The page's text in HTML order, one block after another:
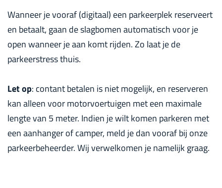
Wanneer je vooraf (digitaal) een parkeerplek reserveert
en betaalt, gaan de slagbomen automatisch voor je
open wanneer je aan komt rijden. Zo laat je de
parkeerstress thuis.
Let op: contant betalen is niet mogelijk, en reserveren
kan alleen voor motorvoertuigen met een maximale
lengte van 5 meter. Indien je wilt komen parkeren met
een aanhanger of camper, meld je dan vooraf bij onze
parkeerbeheerder. Wij verwelkomen je namelijk graag.